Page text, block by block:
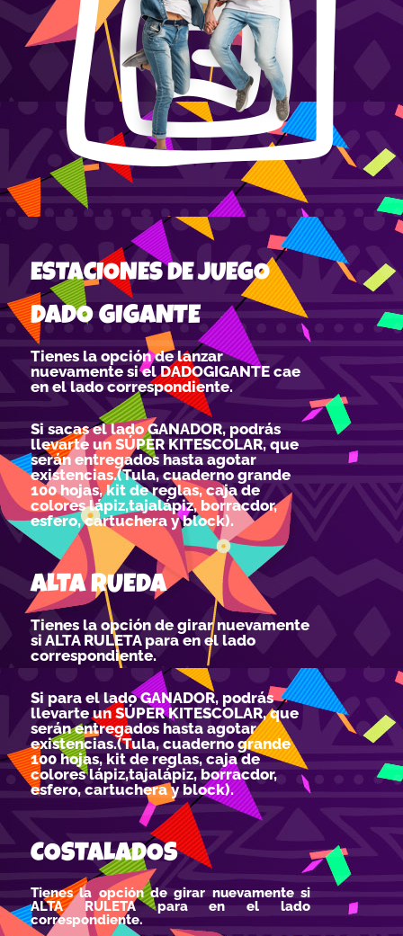
ESTACIONES DE JUEGO
DADO GIGANTE
Tienes la opción de lanzar
nuevamente si el DADOGIGANTE cae
en el lado correspondiente.
Si sacas el lado GANADOR, podrás
llevarte un SÚPER KITESCOLAR, que
serán entregados hasta agotar
existencias.(Tula, cuaderno grande
100 hojas, kit de reglas, caja de
colores lápiz,tajalápiz, borracdor,
esfero, cartuchera y block).
ALTA RUEDA
Tienes la opción de girar nuevamente
si ALTA RULETA para en el lado
correspondiente.
Si para el lado GANADOR, podrás
llevarte un SÚPER KITESCOLAR, que
serán entregados hasta agotar
existencias.(Tula, cuaderno grande
100 hojas, kit de reglas, caja de
colores lápiz,tajalápiz, borracdor,
esfero, cartuchera y block).
COSTALADOS
Tienes la opción de girar nuevamente si
ALTA RULETA para en el lado
correspondiente.